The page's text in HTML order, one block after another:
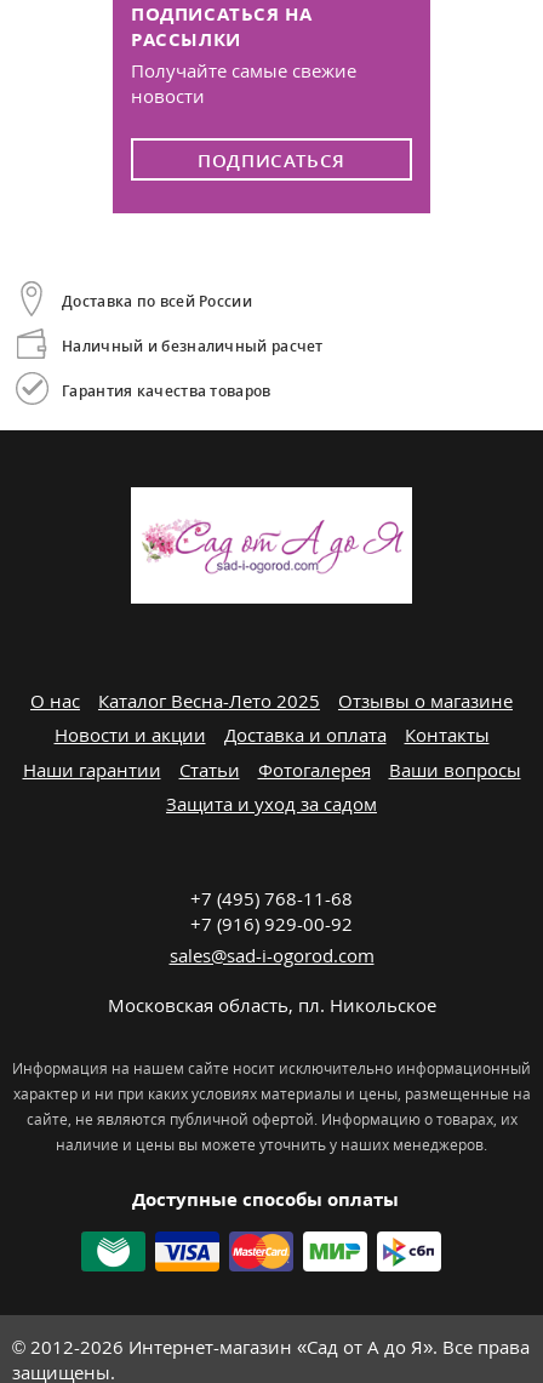
ПОДПИСАТЬСЯ НА
РАССЫЛКИ
Получайте самые свежие
новости
ПОДПИСАТЬСЯ
Доставка по всей России
Наличный и безналичный расчет
Гарантия качества товаров
О нас Каталог Весна-Лето 2025
Отзывы о магазине
Новости и акции
Доставка и оплата
Контакты
Наши гарантии
Статьи Фотогалерея
Ваши вопросы
Защита и уход за садом
Доступные способы оплаты
+7 (495) 768-11-68
+7 (916) 929-00-92
sales@sad-i-ogorod.com
Московская область, пл. Никольcкое
Информация на нашем сайте носит исключительно информационный
характер и ни при каких условиях материалы и цены, размещенные на
сайте, не являются публичной офертой. Информацию о товарах, их
наличие и цены вы можете уточнить у наших менеджеров.
© 2012-2026 Интернет-магазин «Сад от А до Я». Все права
защищены.